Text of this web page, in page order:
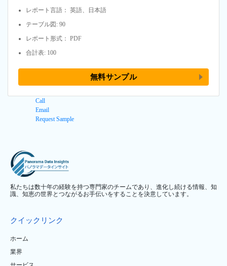
レポート言語： 英語、日本語
テーブル図: 90
レポート形式： PDF
合計表: 100
無料サンプル
Call
Email
Request Sample
私たちは数十年の経験を持つ専門家のチームであり、進化し続ける情報、知
識、知恵の世界とつながるお手伝いをすることを決意しています。
クイックリンク
ホーム
業界